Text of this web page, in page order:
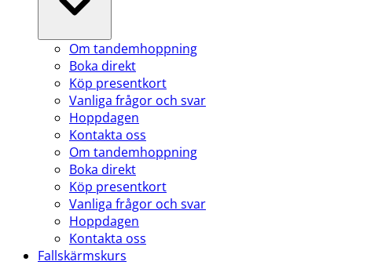
Om tandemhoppning
Boka direkt
Köp presentkort
Vanliga frågor och svar
Hoppdagen
Kontakta oss
Om tandemhoppning
Boka direkt
Köp presentkort
Vanliga frågor och svar
Hoppdagen
Kontakta oss
Fallskärmskurs